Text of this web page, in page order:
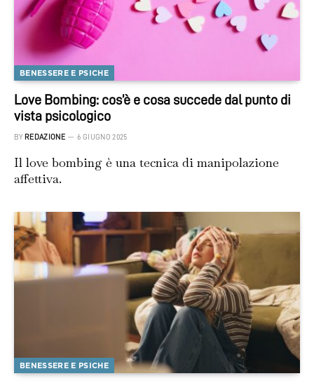
BENESSERE E PSICHE
Love Bombing: cos’è e cosa succede dal punto di
vista psicologico
BY REDAZIONE 6 GIUGNO 2025
Il love bombing è una tecnica di manipolazione
affettiva.
BENESSERE E PSICHE